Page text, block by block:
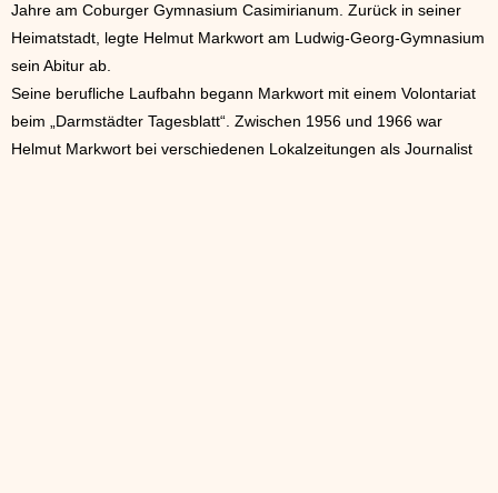
Jahre am Coburger Gymnasium Casimirianum. Zurück in seiner
Heimatstadt, legte Helmut Markwort am Ludwig-Georg-Gymnasium
sein Abitur ab.
Seine berufliche Laufbahn begann Markwort mit einem Volontariat
beim „Darmstädter Tagesblatt“. Zwischen 1956 und 1966 war
Helmut Markwort bei verschiedenen Lokalzeitungen als Journalist